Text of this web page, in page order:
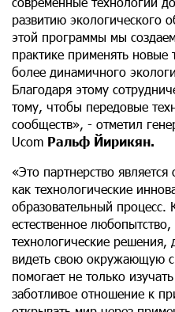
развитию экологического
этой программы мы
практике применять новые
более динамичного
Благодаря этому
тому, чтобы передовые
сообществ», - отметил
Ucom Ральф Йирикян.
«Это партнерство
как технологические
образовательный процесс.
естественное
технологические
видеть свою окружающую
помогает не только
заботливое отношение к